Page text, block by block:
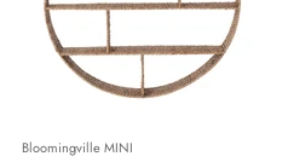
Bloomingville MINI